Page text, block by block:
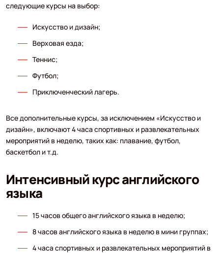
следующие курсы на выбор:
Искусство и дизайн;
Верховая езда;
Теннис;
Футбол;
Приключенческий лагерь.
Все дополнительные курсы, за исключением «Искусство и
дизайн», включают 4 часа спортивных и развлекательных
мероприятий в неделю, таких как: плавание, футбол,
баскетбол и т.д.
Интенсивный курс английского
языка
15 часов общего английского языка в неделю;
8 часов английского языка в неделю в мини группах;
4 часа спортивных и развлекательных мероприятий в